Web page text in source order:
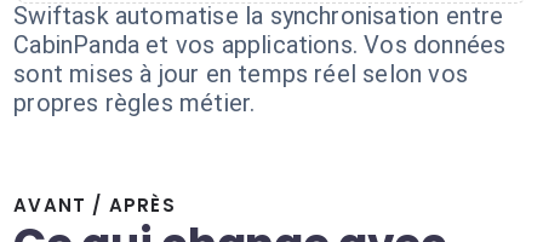
Swiftask automatise la synchronisation entre
CabinPanda et vos applications. Vos données
sont mises à jour en temps réel selon vos
propres règles métier.
AVANT / APRÈS